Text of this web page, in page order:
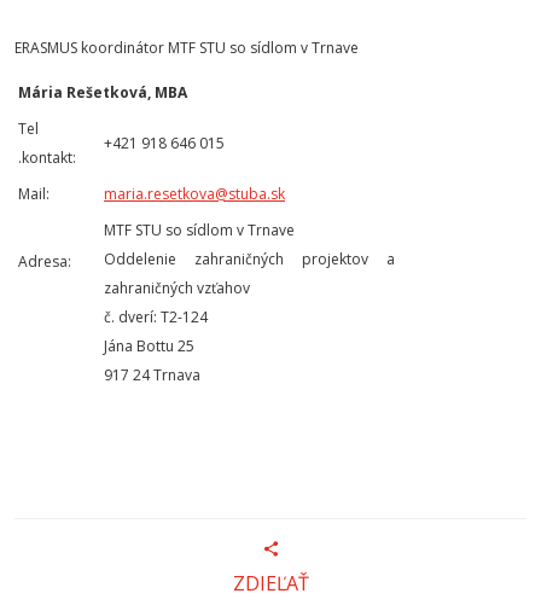
ERASMUS koordinátor MTF STU so sídlom v Trnave
Mária Rešetková, MBA
Tel
.kontakt:
+421 918 646 015
Mail: maria.resetkova@stuba.sk
Adresa:
MTF STU so sídlom v Trnave
Oddelenie zahraničných projektov a
zahraničných vzťahov
č. dverí: T2-124
Jána Bottu 25
917 24 Trnava
ZDIEĽAŤ